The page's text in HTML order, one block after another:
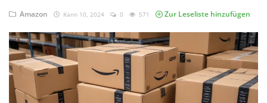
Amazon
Filmkritiken
Haus & Garten
Künstliche Intelligenz
Amazon Kann 10, 2024 0 571 Zur Leseliste hinzufügen